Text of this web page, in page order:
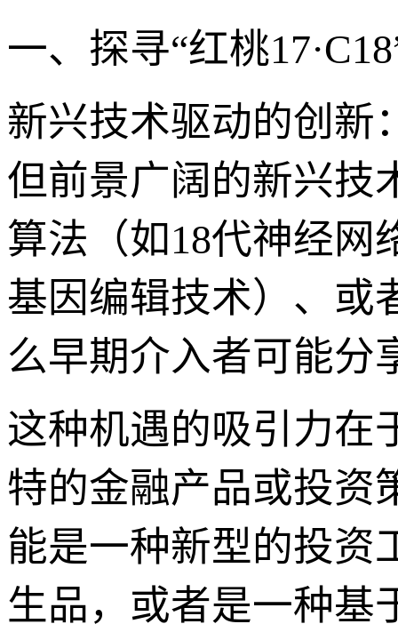
一、探寻“红桃
新兴技术驱动的创新
但前景广阔的新兴技
算法（如18代神经网
基因编辑技术）、或
么早期介入者可能分
这种机遇的吸引力在
特的金融产品或投资
能是一种新型的投资
生品，或者是一种基